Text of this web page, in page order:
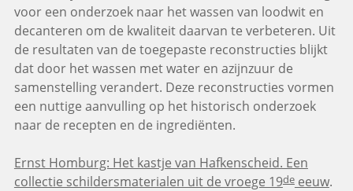
voor een onderzoek naar het wassen van loodwit en
decanteren om de kwaliteit daarvan te verbeteren. Uit
de resultaten van de toegepaste reconstructies blijkt
dat door het wassen met water en azijnzuur de
samenstelling verandert. Deze reconstructies vormen
een nuttige aanvulling op het historisch onderzoek
naar de recepten en de ingrediënten.
Ernst Homburg: Het kastje van Hafkenscheid. Een
collectie schildersmaterialen uit de vroege 19deeeuw.